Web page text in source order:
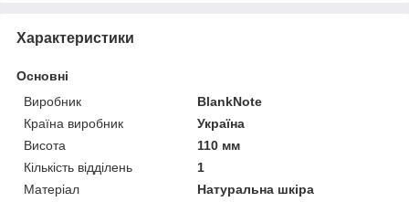
Характеристики
Основні
Виробник
BlankNote
Країна виробник
Україна
Висота
110 мм
Кількість відділень
1
Матеріал
Натуральна шкіра